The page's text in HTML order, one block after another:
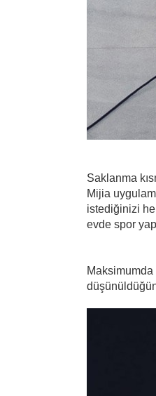
Saklanma
Mijia
istediğinizi
evde spor
Maksimumda